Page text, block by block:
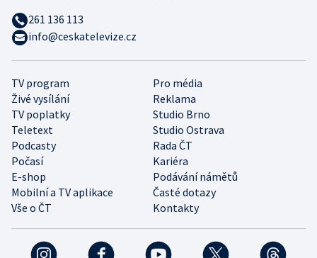
TV program
Pro média
Živé vysílání
Reklama
TV poplatky
Studio Brno
Teletext
Studio Ostrava
Podcasty
Rada ČT
Počasí
Kariéra
E-shop
Podávání námětů
Mobilní a TV aplikace
Časté dotazy
Vše o ČT
Kontakty
261 136 113
info@ceskatelevize.cz